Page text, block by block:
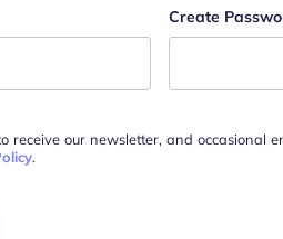
Create
receive our newsletter, and occasional
.